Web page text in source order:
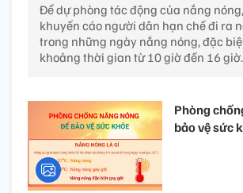
Để dự phòng tác động của nắng nóng,
khuyến cáo người dân hạn chế đi ra
trong những ngày nắng nóng, đặc
khoảng thời gian từ 10 giờ đến 16 giờ.
Phòng
bảo vệ sức